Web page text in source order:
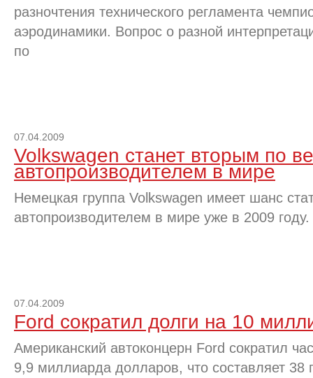
разночтения технического регламента
аэродинамики. Вопрос о разной
по
07.04.2009
Volkswagen станет вторым по
автопроизводителем в мире
Немецкая группа Volkswagen имеет шанс
автопроизводителем в мире уже в 2009 году.
07.04.2009
Ford сократил долги на 10
Американский автоконцерн Ford сократил
9,9 миллиарда долларов, что составляет 38